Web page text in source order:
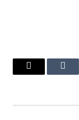
Tumblr
البريد